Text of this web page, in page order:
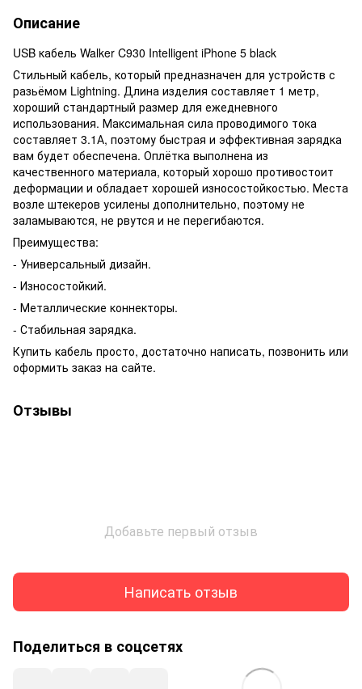
Описание
USB кабель Walker C930 Intelligent iPhone 5 black
Стильный кабель, который предназначен для устройств с
разьёмом Lightning. Длина изделия составляет 1 метр,
хороший стандартный размер для ежедневного
использования. Максимальная сила проводимого тока
составляет 3.1А, поэтому быстрая и эффективная зарядка
вам будет обеспечена. Оплётка выполнена из
качественного материала, который хорошо противостоит
деформации и обладает хорошей износостойкостью. Места
возле штекеров усилены дополнительно, поэтому не
заламываются, не рвутся и не перегибаются.
Преимущества:
- Универсальный дизайн.
- Износостойкий.
- Металлические коннекторы.
- Стабильная зарядка.
Купить кабель просто, достаточно написать, позвонить или
оформить заказ на сайте.
Отзывы
Добавьте первый отзыв
Написать отзыв
Поделиться в соцсетях